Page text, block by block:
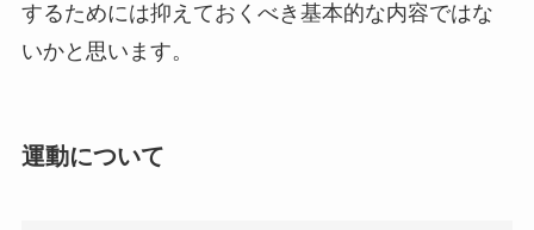
するためには抑えておくべき基本的な内容ではな
いかと思います。
運動について